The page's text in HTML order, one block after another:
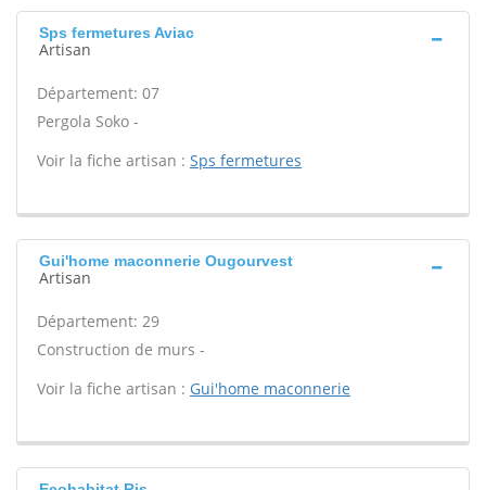
Sps fermetures Aviac
Artisan
Département: 07
Pergola Soko -
Voir la fiche artisan : Sps fermetures
Gui'home maconnerie Ougourvest
Artisan
Département: 29
Construction de murs -
Voir la fiche artisan : Gui'home maconnerie